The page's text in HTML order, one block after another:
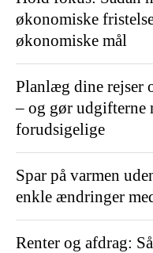
økonomiske
økonomiske mål
Planlæg dine rejser
– og gør udgifterne
forudsigelige
Spar på varmen
enkle ændringer
Renter og afdrag: